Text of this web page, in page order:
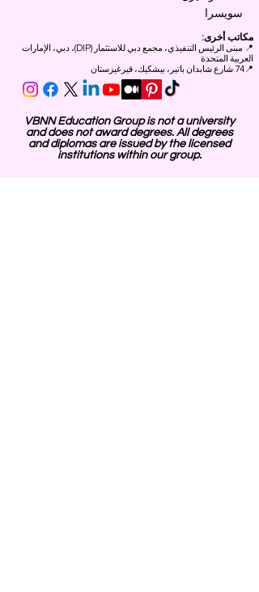
سويسرا
مكاتب أخرى:
📍
مبنى الرئيس التنفيذي، مجمع دبي للاستثمار (DIP)، دبي، الإمارات
العربية المتحدة
📍74 شارع شابدان باتير، بيشكيك، قيرغيزستان
VBNN Education Group is not a university
and does not award degrees. All degrees
and diplomas are issued by the licensed
institutions within our group.